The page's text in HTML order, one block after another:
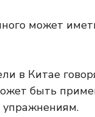
может
в Китае
быть